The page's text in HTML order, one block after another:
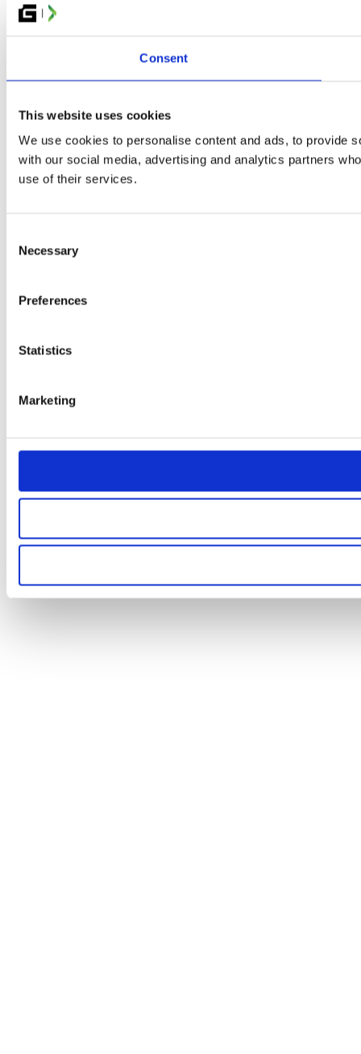
Consent
This website uses cookies
We use cookies to personalise content and ads, to provide
with our social media, advertising and analytics partners
use of their services.
Selection
Necessary
Preferences
Statistics
Marketing